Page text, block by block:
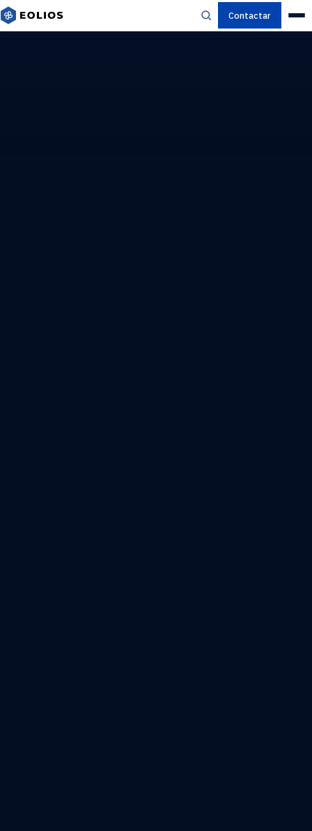
Contactar